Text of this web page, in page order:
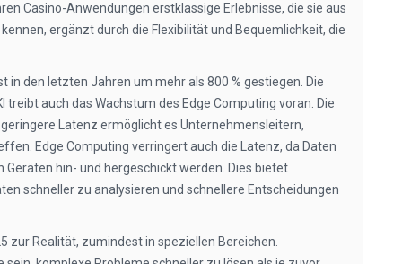
Casino-Anwendungen erstklassige Erlebnisse, die sie aus
ergänzt durch die Flexibilität und Bequemlichkeit, die
in den letzten Jahren um mehr als 800 % gestiegen. Die
auch das Wachstum des Edge Computing voran. Die
Latenz ermöglicht es Unternehmensleitern,
Edge Computing verringert auch die Latenz, da Daten
Geräten hin- und hergeschickt werden. Dies bietet
schneller zu analysieren und schnellere Entscheidungen
zur Realität, zumindest in speziellen Bereichen.